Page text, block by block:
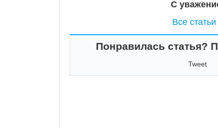
С
Все
Понравилась статья?
Tweet